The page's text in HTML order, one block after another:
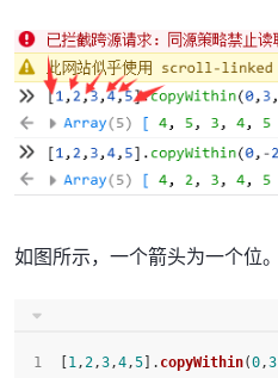
如图所示，一个箭头为一个位。
1,2,3,4,5 ]. copyWithin(0,3